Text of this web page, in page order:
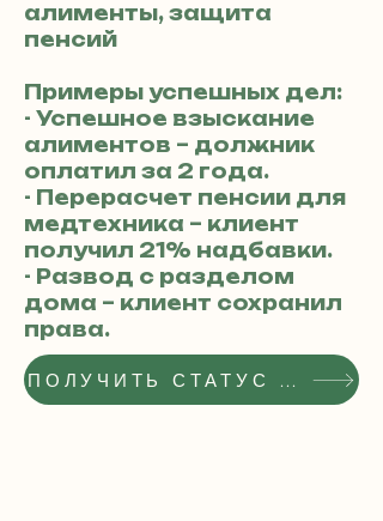
алименты, защита
пенсий
Примеры успешных дел:
- Успешное взыскание
алиментов – должник
оплатил за 2 года.
- Перерасчет пенсии для
медтехника – клиент
получил 21% надбавки.
- Развод с разделом
дома – клиент сохранил
права.
ПОЛУЧИТЬ СТАТУС РЕКОМЕНДОВАННОГО АДВОКАТА